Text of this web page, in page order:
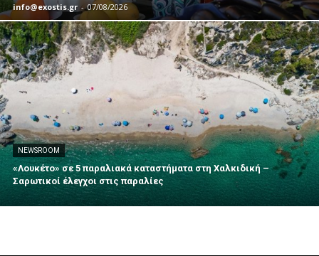
info@exostis.gr - 07/08/2026
NEWSROOM
«Λουκέτο» σε 5 παραλιακά καταστήματα στη Χαλκιδική –
Σαρωτικοί έλεγχοι στις παραλίες